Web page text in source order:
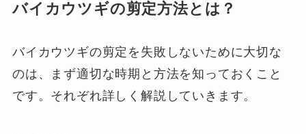
バイカウツギの剪定方法とは？
バイカウツギの剪定を失敗しないために大切な
のは、まず適切な時期と方法を知っておくこと
です。それぞれ詳しく解説していきます。